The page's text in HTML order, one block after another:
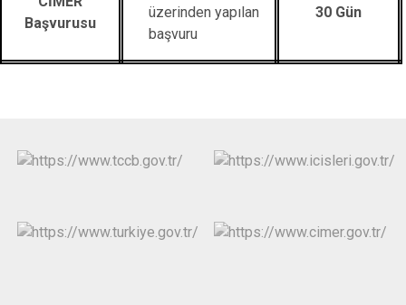
Başvurusu
üzerinden yapılan
başvuru
30 Gün